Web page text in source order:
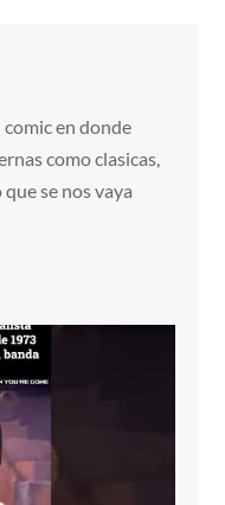
en donde
como clasicas,
se nos vaya